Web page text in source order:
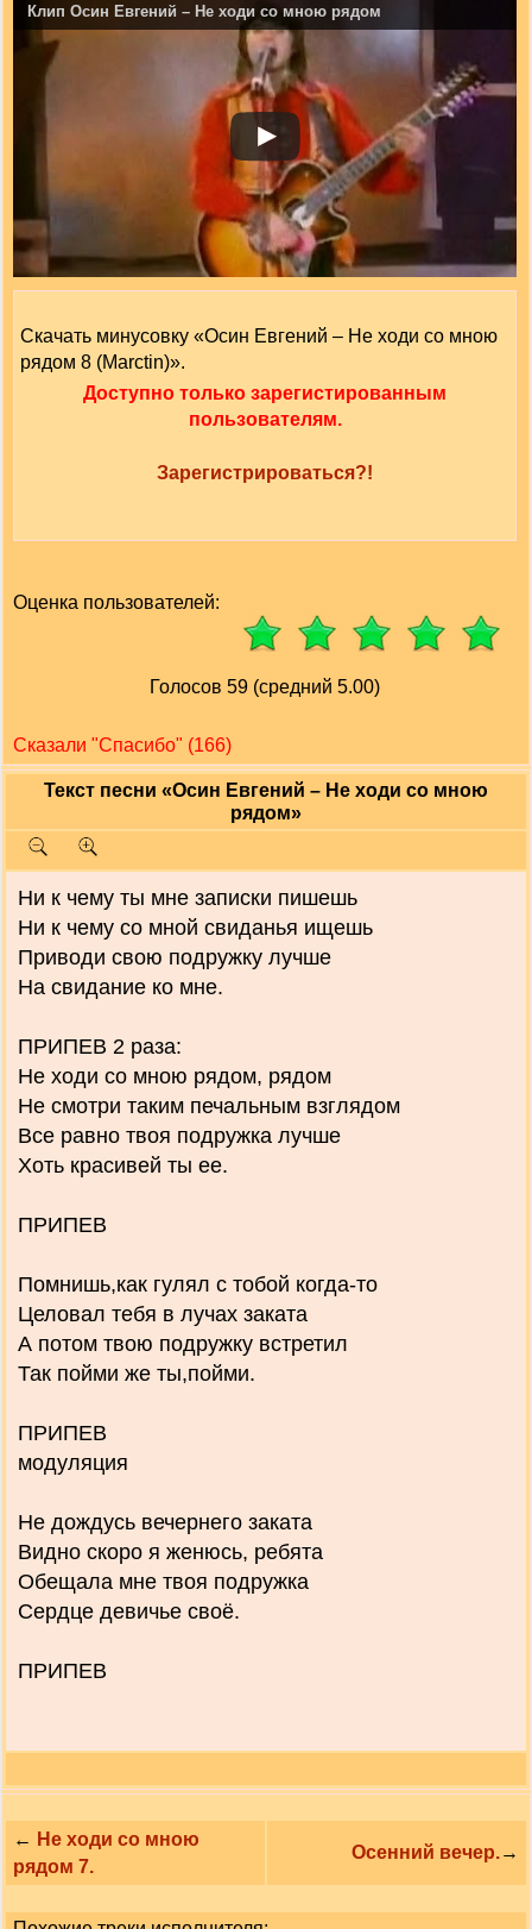
Клип Осин Евгений – Не ходи со мною рядом
Скачать минусовку «Осин Евгений – Не ходи со мною
рядом 8 (Marctin)».
Доступно только зарегистированным
пользователям.
Зарегистрироваться?!
Оценка пользователей:
Голосов 59 (средний 5.00)
Сказали "Cпасибо" (166)
Текст песни «Осин Евгений – Не ходи со мною
рядом»
Ни к чему ты мне записки пишешь
Ни к чему со мной свиданья ищешь
Приводи свою подружку лучше
На свидание ко мне.
ПРИПЕВ 2 раза:
Не ходи со мною рядом, рядом
Не смотри таким печальным взглядом
Все равно твоя подружка лучше
Хоть красивей ты ее.
ПРИПЕВ
Помнишь,как гулял с тобой когда-то
Целовал тебя в лучах заката
А потом твою подружку встретил
Так пойми же ты,пойми.
ПРИПЕВ
модуляция
Не дождусь вечернего заката
Видно скоро я женюсь, ребята
Обещала мне твоя подружка
Сердце девичье своё.
ПРИПЕВ
← Не ходи со мною
рядом 7.
Осенний вечер.→